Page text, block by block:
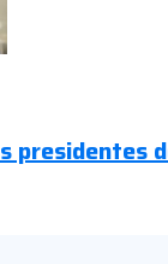
presidentes